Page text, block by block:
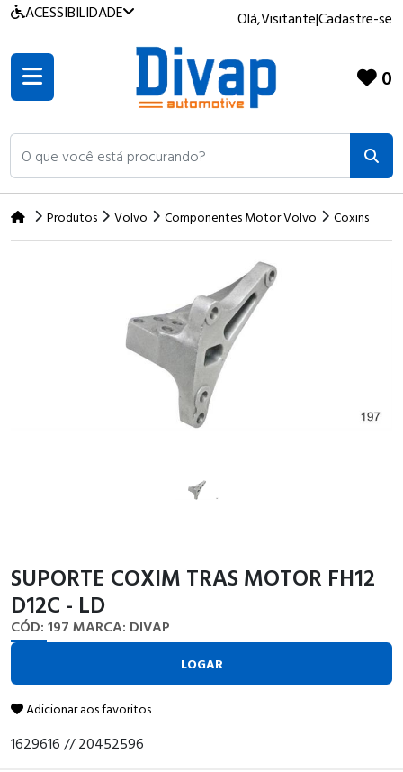
ACESSIBILIDADE Olá,Visitante|Cadastre-se
O que você está procurando?
0
Produtos Volvo Componentes Motor Volvo Coxins
SUPORTE COXIM TRAS MOTOR FH12
D12C - LD
CÓD: 197 MARCA: DIVAP
LOGAR
Adicionar aos favoritos
1629616 // 20452596